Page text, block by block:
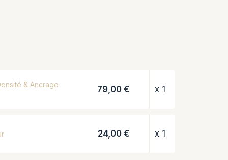
& Ancrage 79,00 € x 1
24,00 € x 1